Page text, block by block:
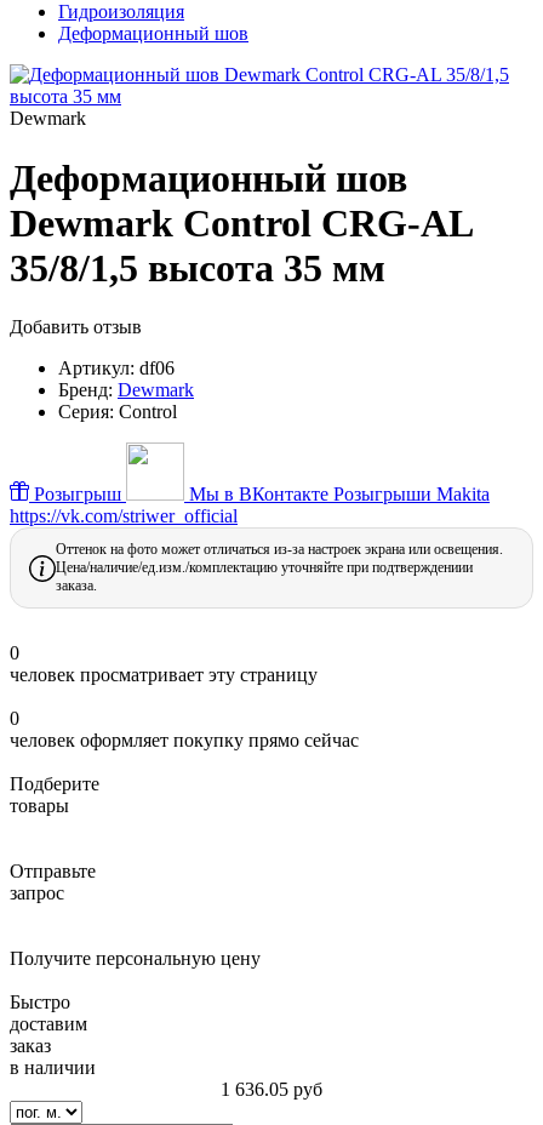
Гидроизоляция
Деформационный шов
Dewmark
Деформационный шов
Dewmark Control CRG-AL
35/8/1,5 высота 35 мм
Добавить отзыв
Артикул: df06
Бренд: Dewmark
Серия: Control
Розыгрыш Мы в ВКонтакте Розыгрыши Makita
https://vk.com/striwer_official
Оттенок на фото может отличаться из-за настроек экрана или освещения.
Цена/наличие/ед.изм./комплектацию уточняйте при подтверждениии
заказа.
0
человек просматривает эту страницу
0
человек оформляет покупку прямо сейчас
Подберите
товары
Отправьте
запрос
Получите персональную цену
Быстро
доставим
заказ
в наличии
1 636.05 руб